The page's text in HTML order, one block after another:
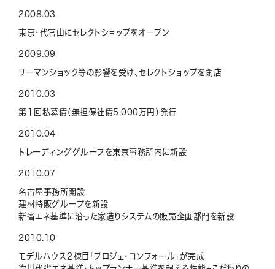
2008.03
東京・代官山にセレクトショップをオープン
2009.09
リーマンショック等の影響を受け、セレクトショップを閉店
2010.03
第１回私募債（無担保社債5,000万円）発行
2010.04
トレーディンググループを東京事務所内に新設
2010.07
名古屋事務所開設
建材特販グループを新設
新省エネ基準に沿った家造りシステムの販売企画部門を新設
2010.10
モデルハウス２棟目「プロジェ・コンフォール」が完成